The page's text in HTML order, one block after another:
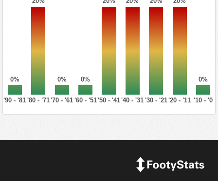
0% 0% 0% 0%
81' - 90' 71' - 80' 61' - 70' 51' - 60' 41' - 50' 31' - 40' 21' - 30' 11' - 20' 0' - 10'